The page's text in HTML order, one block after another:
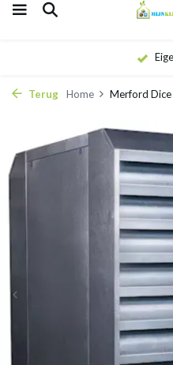
Terug Home Merford Dice